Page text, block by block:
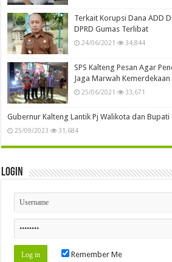
Terkait Korupsi Dana ADD
DPRD Gumas Terlibat
24/06/2021 34,844
SPS Kalteng Pesan Agar
Jaga Marwah Kemerdekaan
25/06/2021 33,671
Gubernur Kalteng Lantik Pj Walikota dan Bupati
25/09/2023 31,684
Login
Remember Me